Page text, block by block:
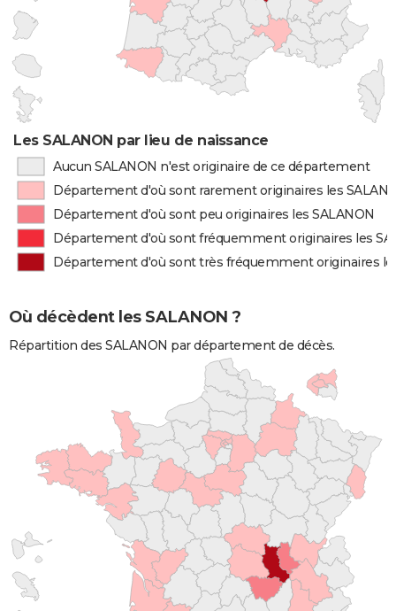
Les SALANON par lieu de naissance
Aucun SALANON n'est originaire de ce département
Département d'où sont rarement originaires les
Département d'où sont peu originaires les SALANON
Département d'où sont fréquemment originaires les
Département d'où sont très fréquemment originaires
Où décèdent les SALANON ?
Répartition des SALANON par département de décès.